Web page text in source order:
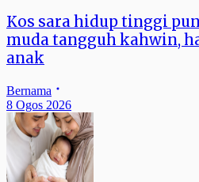
Kos sara hidup tinggi
muda tangguh kahwin,
anak
Bernama
8 Ogos 2026